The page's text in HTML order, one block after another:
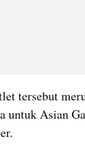
tersebut
untuk Asian